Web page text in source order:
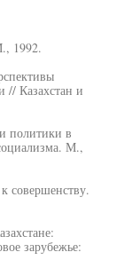
1992.
// Казахстан и
политики в
М.,
совершенству.
зарубежье: